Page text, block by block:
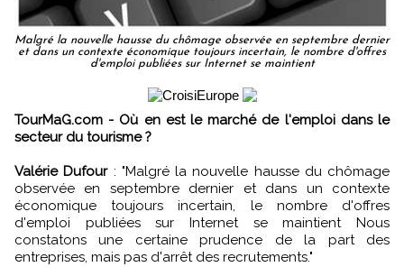
Malgré la nouvelle hausse du chômage observée en septembre dernier
et dans un contexte économique toujours incertain, le nombre d'offres
d'emploi publiées sur Internet se maintient
TourMaG.com - Où en est le marché de l'emploi dans le
secteur du tourisme ?
Valérie Dufour : "Malgré la nouvelle hausse du chômage
observée en septembre dernier et dans un contexte
économique toujours incertain, le nombre d'offres
d'emploi publiées sur Internet se maintient Nous
constatons une certaine prudence de la part des
entreprises, mais pas d'arrêt des recrutements."